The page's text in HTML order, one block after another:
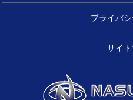
プライバ
サイ